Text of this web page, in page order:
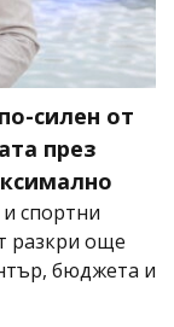
силен от
през
спортни
разкри още
бюджета и